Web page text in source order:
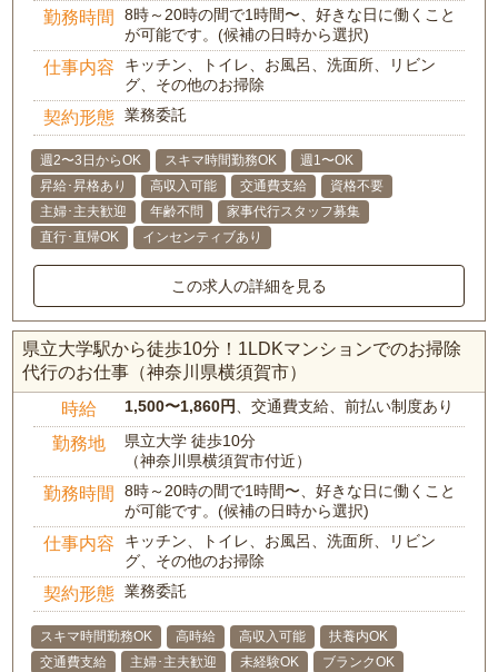
勤務時間
8時～20時の間で1時間〜、好きな日に働くこと
が可能です。(候補の日時から選択)
仕事内容
キッチン、トイレ、お風呂、洗面所、リビン
グ、その他のお掃除
契約形態 業務委託
週2〜3日からOK スキマ時間勤務OK
週1〜OK
昇給･昇格あり
高収入可能 交通費支給
資格不要
主婦･主夫歓迎
年齢不問
家事代行スタッフ募集
直行･直帰OK
インセンティブあり
この求人の詳細を見る
県立大学駅から徒歩10分！1LDKマンションでのお掃除
代行のお仕事（神奈川県横須賀市）
時給 1,500〜1,860円、交通費支給、前払い制度あり
勤務地
県立大学 徒歩10分
（神奈川県横須賀市付近）
勤務時間
8時～20時の間で1時間〜、好きな日に働くこと
が可能です。(候補の日時から選択)
仕事内容
キッチン、トイレ、お風呂、洗面所、リビン
グ、その他のお掃除
契約形態 業務委託
スキマ時間勤務OK 高時給 高収入可能
扶養内OK
交通費支給
主婦･主夫歓迎 未経験OK
ブランクOK